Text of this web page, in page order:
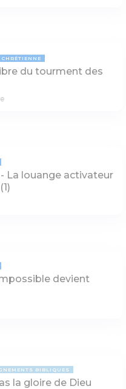
du tourment des
La louange activateur
devient
BIBLIQUES
la gloire de Dieu